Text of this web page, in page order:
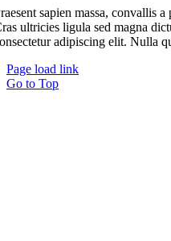
sapien massa, convallis
ultricies ligula sed magna
adipiscing elit. Nulla
Page load link
Go to Top